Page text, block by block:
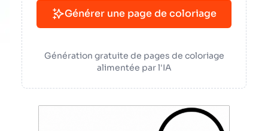
Générer une page de coloriage
Génération gratuite de pages de coloriage
alimentée par l'IA